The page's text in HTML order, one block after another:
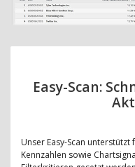
Easy-Scan:
Unser Easy-Scan
Kennzahlen sowie